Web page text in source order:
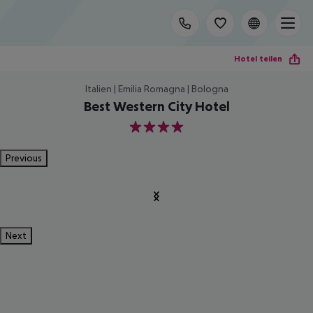
Hotel teilen
Italien | Emilia Romagna | Bologna
Best Western City Hotel
4
Previous
Next